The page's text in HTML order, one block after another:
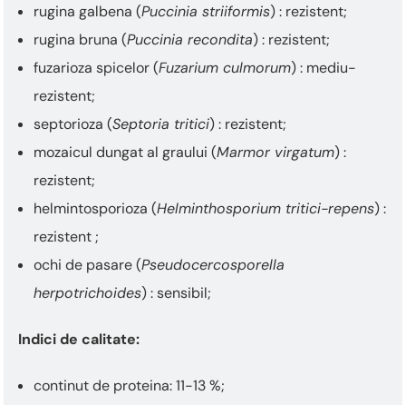
rugina galbena (Puccinia striiformis) : rezistent;
rugina bruna (Puccinia recondita) : rezistent;
fuzarioza spicelor (Fuzarium culmorum) : mediu-
rezistent;
septorioza (Septoria tritici) : rezistent;
mozaicul dungat al graului (Marmor virgatum) :
rezistent;
helmintosporioza (Helminthosporium tritici-repens) :
rezistent ;
ochi de pasare (Pseudocercosporella
herpotrichoides) : sensibil;
Indici de calitate:
continut de proteina: 11-13 %;